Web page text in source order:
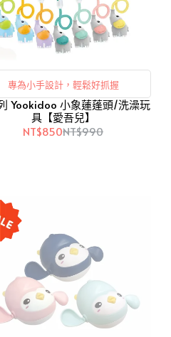
專為小手設計，輕鬆好抓握
Yookidoo 小象蓮蓬頭/洗澡玩
具【愛吾兒】
NT$850NT$990